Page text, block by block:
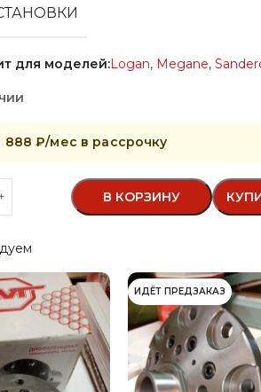
для моделей:Logan, Megane,
888 ₽/мес в рассрочку
В КОРЗИНУ
ИДЁТ ПРЕДЗАКАЗ